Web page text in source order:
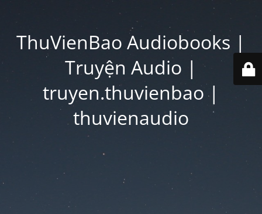
ThuVienBao Audiobooks |
Truyện Audio |
truyen.thuvienbao |
thuvienaudio